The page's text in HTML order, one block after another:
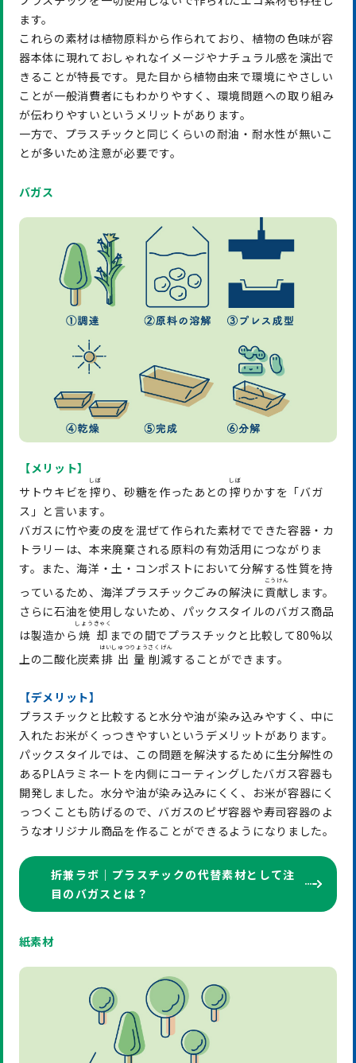
ます。
これらの素材は植物原料から作られており、植物の色味が容
器本体に現れておしゃれなイメージやナチュラル感を演出で
きることが特長です。見た目から植物由来で環境にやさしい
ことが一般消費者にもわかりやすく、環境問題への取り組み
が伝わりやすいというメリットがあります。
一方で、プラスチックと同じくらいの耐油・耐水性が無いこ
とが多いため注意が必要です。
バガス
【メリット】
サトウキビを搾
しぼ
り、砂糖を作ったあとの搾
しぼ
りかすを「バガ
ス」と言います。
バガスに竹や麦の皮を混ぜて作られた素材でできた容器・カ
トラリーは、本来廃棄される原料の有効活用につながりま
す。また、海洋・土・コンポストにおいて分解する性質を持
っているため、海洋プラスチックごみの解決に貢献
こうけん
します。
さらに石油を使用しないため、パックスタイルのバガス商品
は製造から 焼却
しょうきゃく
までの間でプラスチックと比較して80%以
上の二酸化炭素排出量
はいしゅつりょう
削減
さくげん
することができます。
【デメリット】
プラスチックと比較すると水分や油が染み込みやすく、中に
入れたお米がくっつきやすいというデメリットがあります。
パックスタイルでは、この問題を解決するために生分解性の
あるPLAラミネートを内側にコーティングしたバガス容器も
開発しました。水分や油が染み込みにくく、お米が容器にく
っつくことも防げるので、バガスのピザ容器や寿司容器のよ
うなオリジナル商品を作ることができるようになりました。
折兼ラボ｜プラスチックの代替素材として注
目のバガスとは？
紙素材